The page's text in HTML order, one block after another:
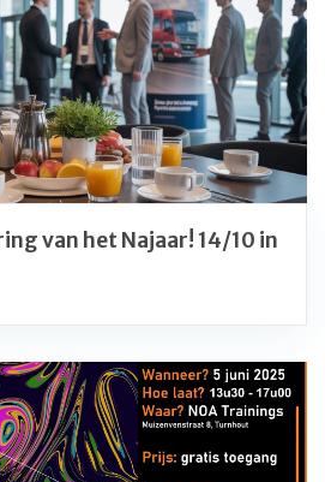
van het Najaar! 14/10 in